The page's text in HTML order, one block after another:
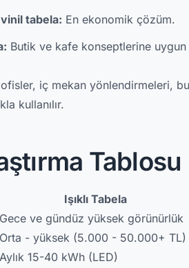
tabela: En ekonomik çözüm.
Butik ve kafe konseptlerine
ofisler, iç mekan yönlendirmeleri,
kullanılır.
Tablosu
Işıklı Tabela
Gece ve gündüz yüksek görünürlük
Orta - yüksek (5.000 - 50.000+ TL)
Aylık 15-40 kWh (LED)